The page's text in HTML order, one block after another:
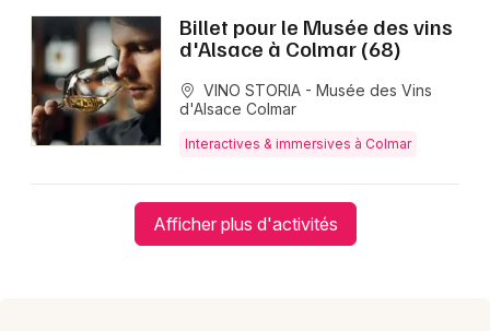
Billet pour le Musée des vins
d'Alsace à Colmar (68)
VINO STORIA - Musée des Vins
d'Alsace Colmar
Interactives & immersives à Colmar
Afficher plus d'activités